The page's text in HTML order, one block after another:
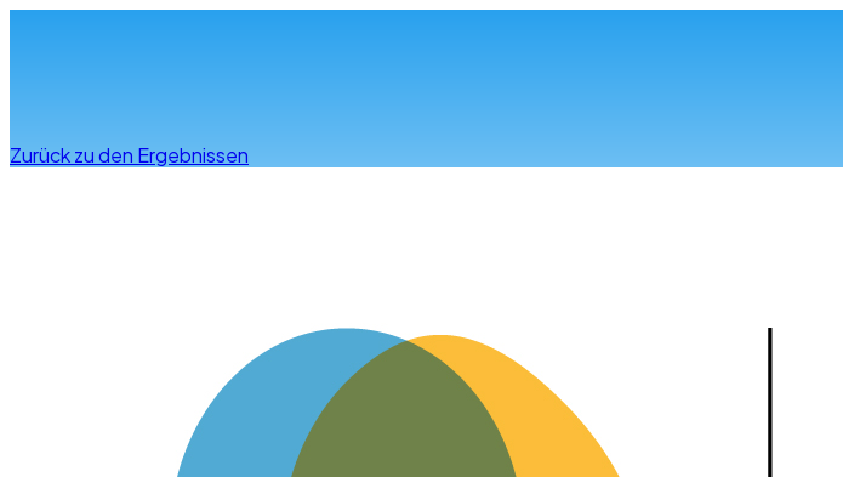
Zurück zu den Ergebnissen